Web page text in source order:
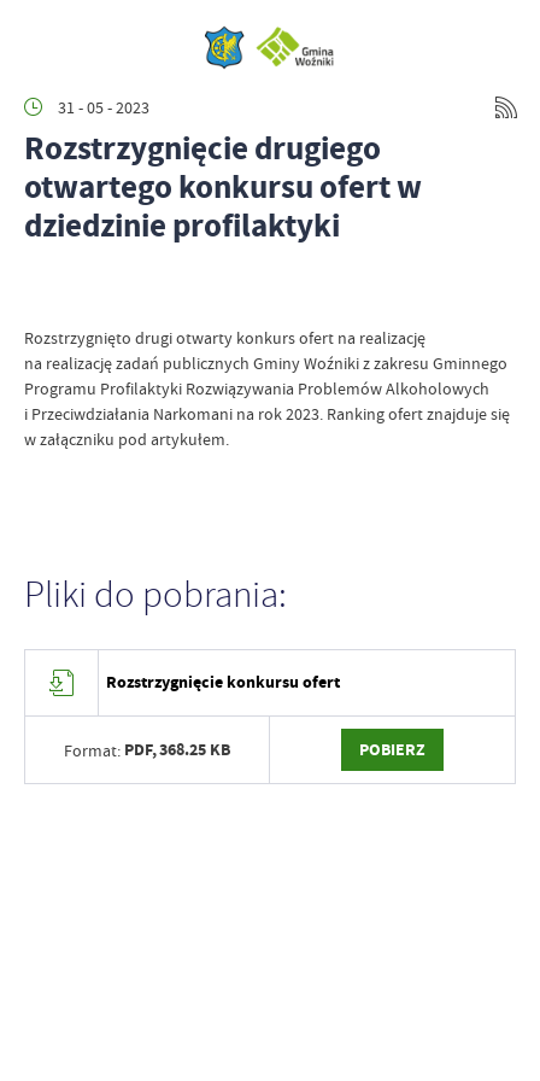
31 - 05 - 2023
Rozstrzygnięcie drugiego
otwartego konkursu ofert w
dziedzinie profilaktyki
Rozstrzygnięto drugi otwarty konkurs ofert na realizację
na realizację zadań publicznych Gminy Woźniki z zakresu Gminnego
Programu Profilaktyki Rozwiązywania Problemów Alkoholowych
i Przeciwdziałania Narkomani na rok 2023. Ranking ofert znajduje się
w załączniku pod artykułem.
Pliki do pobrania:
Rozstrzygnięcie konkursu ofert
Format: PDF,368.25 KB POBIERZ